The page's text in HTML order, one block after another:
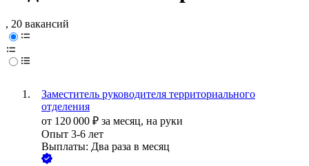
, 20 вакансий
Заместитель руководителя территориального
отделения
от 120 000 ₽ за месяц, на руки
Опыт 3-6 лет
Выплаты: Два раза в месяц